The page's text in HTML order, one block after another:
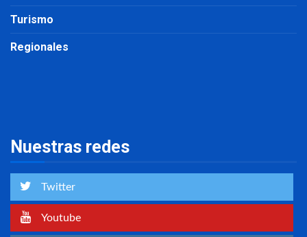
Turismo
Regionales
Nuestras redes
Twitter
Youtube